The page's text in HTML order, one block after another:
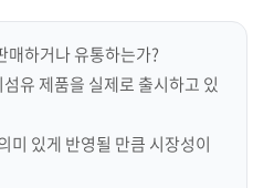
매하거나 유통하는가?
유 제품을 실제로 출시하고 있
미 있게 반영될 만큼 시장성이